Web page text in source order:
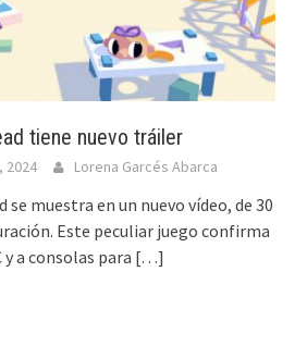
tiene nuevo tráiler
2024 Lorena Garcés Abarca
se muestra en un nuevo vídeo, de 30
Este peculiar juego confirma
y a consolas para […]